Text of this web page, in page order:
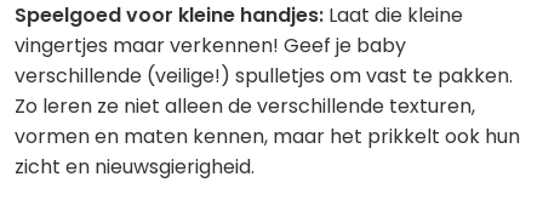
Speelgoed voor kleine handjes: Laat die kleine
vingertjes maar verkennen! Geef je baby
verschillende (veilige!) spulletjes om vast te pakken.
Zo leren ze niet alleen de verschillende texturen,
vormen en maten kennen, maar het prikkelt ook hun
zicht en nieuwsgierigheid.